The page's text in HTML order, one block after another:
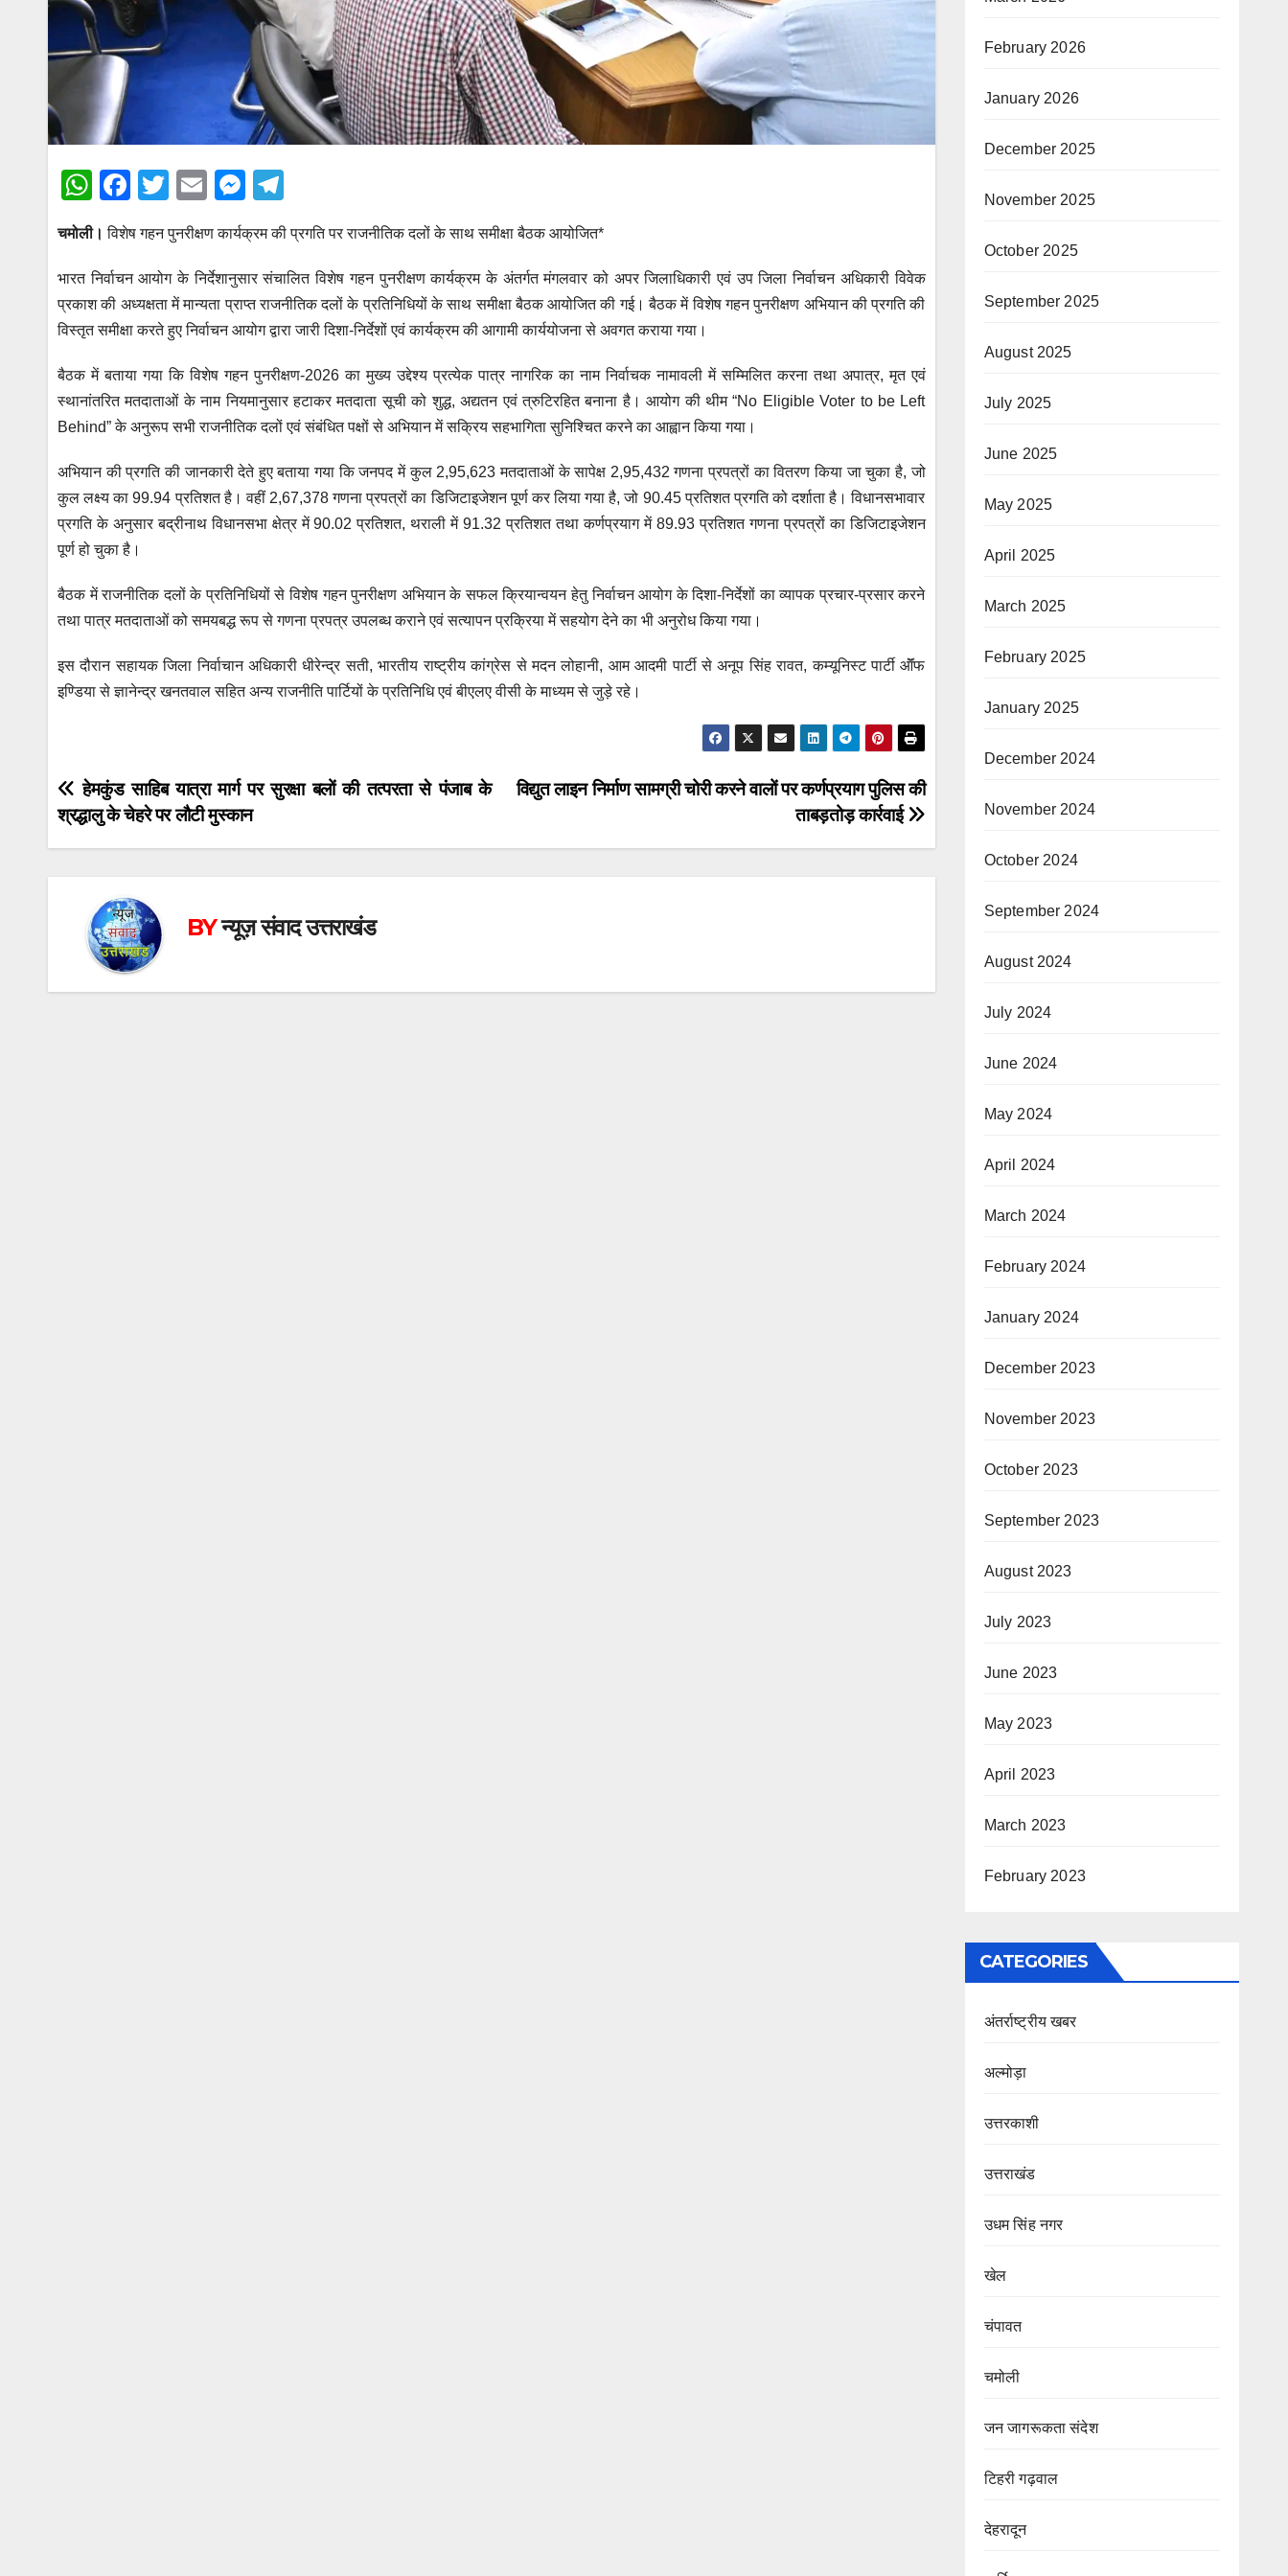
W
at
s
A
p
p
F
c
e
b
o
o
k
T
wi
tt
er
E
ail
M
ss
e
n
g
er
e
gr
a
m
चमोली। विशेष गहन पुनरीक्षण कार्यक्रम की प्रगति पर राजनीतिक दलों के साथ समीक्षा बैठक आयोजित*
भारत निर्वाचन आयोग के निर्देशानुसार संचालित विशेष गहन पुनरीक्षण कार्यक्रम के अंतर्गत मंगलवार को अपर जिलाधिकारी एवं उप जिला निर्वाचन अधिकारी विवेक
प्रकाश की अध्यक्षता में मान्यता प्राप्त राजनीतिक दलों के प्रतिनिधियों के साथ समीक्षा बैठक आयोजित की गई। बैठक में विशेष गहन पुनरीक्षण अभियान की प्रगति की
विस्तृत समीक्षा करते हुए निर्वाचन आयोग द्वारा जारी दिशा-निर्देशों एवं कार्यक्रम की आगामी कार्ययोजना से अवगत कराया गया।
बैठक में बताया गया कि विशेष गहन पुनरीक्षण-2026 का मुख्य उद्देश्य प्रत्येक पात्र नागरिक का नाम निर्वाचक नामावली में सम्मिलित करना तथा अपात्र, मृत एवं
स्थानांतरित मतदाताओं के नाम नियमानुसार हटाकर मतदाता सूची को शुद्ध, अद्यतन एवं त्रुटिरहित बनाना है। आयोग की थीम “No Eligible Voter to be Left
Behind” के अनुरूप सभी राजनीतिक दलों एवं संबंधित पक्षों से अभियान में सक्रिय सहभागिता सुनिश्चित करने का आह्वान किया गया।
अभियान की प्रगति की जानकारी देते हुए बताया गया कि जनपद में कुल 2,95,623 मतदाताओं के सापेक्ष 2,95,432 गणना प्रपत्रों का वितरण किया जा चुका है, जो
कुल लक्ष्य का 99.94 प्रतिशत है। वहीं 2,67,378 गणना प्रपत्रों का डिजिटाइजेशन पूर्ण कर लिया गया है, जो 90.45 प्रतिशत प्रगति को दर्शाता है। विधानसभावार
प्रगति के अनुसार बद्रीनाथ विधानसभा क्षेत्र में 90.02 प्रतिशत, थराली में 91.32 प्रतिशत तथा कर्णप्रयाग में 89.93 प्रतिशत गणना प्रपत्रों का डिजिटाइजेशन
पूर्ण हो चुका है।
बैठक में राजनीतिक दलों के प्रतिनिधियों से विशेष गहन पुनरीक्षण अभियान के सफल क्रियान्वयन हेतु निर्वाचन आयोग के दिशा-निर्देशों का व्यापक प्रचार-प्रसार करने
तथा पात्र मतदाताओं को समयबद्ध रूप से गणना प्रपत्र उपलब्ध कराने एवं सत्यापन प्रक्रिया में सहयोग देने का भी अनुरोध किया गया।
इस दौरान सहायक जिला निर्वाचान अधिकारी धीरेन्द्र सती, भारतीय राष्ट्रीय कांग्रेस से मदन लोहानी, आम आदमी पार्टी से अनूप सिंह रावत, कम्यूनिस्ट पार्टी ऑॅफ
इण्डिया से ज्ञानेन्द्र खनतवाल सहित अन्य राजनीति पार्टियों के प्रतिनिधि एवं बीएलए वीसी के माध्यम से जुड़े रहे।
Post
navigation
विद्युत लाइन निर्माण सामग्री चोरी करने वालों पर कर्णप्रयाग पुलिस की
ताबड़तोड़ कार्रवाई
हेमकुंड साहिब यात्रा मार्ग पर सुरक्षा बलों की तत्परता से पंजाब के
श्रद्धालु के चेहरे पर लौटी मुस्कान
BYन्यूज़ संवाद उत्तराखंड
February 2026
January 2026
December 2025
November 2025
October 2025
September 2025
August 2025
July 2025
June 2025
May 2025
April 2025
March 2025
February 2025
January 2025
December 2024
November 2024
October 2024
September 2024
August 2024
July 2024
June 2024
May 2024
April 2024
March 2024
February 2024
January 2024
December 2023
November 2023
October 2023
September 2023
August 2023
July 2023
June 2023
May 2023
April 2023
March 2023
February 2023
CATEGORIES
अंतर्राष्ट्रीय खबर
अल्मोड़ा
उत्तरकाशी
उत्तराखंड
उधम सिंह नगर
खेल
चंपावत
चमोली
जन जागरूकता संदेश
टिहरी गढ़वाल
देहरादून